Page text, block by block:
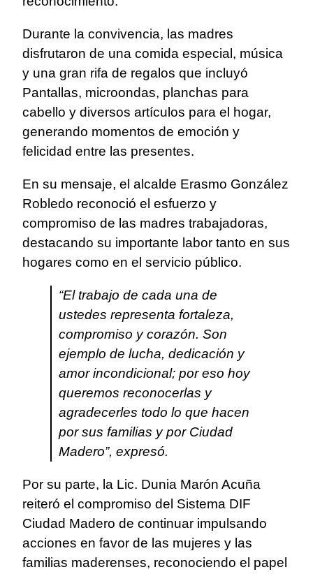
Durante la convivencia, las madres
disfrutaron de una comida especial, música
y una gran rifa de regalos que incluyó
Pantallas, microondas, planchas para
cabello y diversos artículos para el hogar,
generando momentos de emoción y
felicidad entre las presentes.
En su mensaje, el alcalde Erasmo González
Robledo reconoció el esfuerzo y
compromiso de las madres trabajadoras,
destacando su importante labor tanto en sus
hogares como en el servicio público.
“El trabajo de cada una de
ustedes representa fortaleza,
compromiso y corazón. Son
ejemplo de lucha, dedicación y
amor incondicional; por eso hoy
queremos reconocerlas y
agradecerles todo lo que hacen
por sus familias y por Ciudad
Madero”, expresó.
Por su parte, la Lic. Dunia Marón Acuña
reiteró el compromiso del Sistema DIF
Ciudad Madero de continuar impulsando
acciones en favor de las mujeres y las
familias maderenses, reconociendo el papel